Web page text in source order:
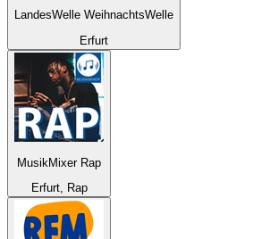
LandesWelle WeihnachtsWelle
Erfurt
MusikMixer Rap
Erfurt, Rap